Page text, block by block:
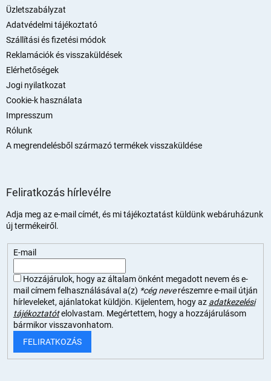
Üzletszabályzat
Adatvédelmi tájékoztató
Szállítási és fizetési módok
Reklamációk és visszaküldések
Elérhetőségek
Jogi nyilatkozat
Cookie-k használata
Impresszum
Rólunk
A megrendelésből származó termékek visszaküldése
Feliratkozás hírlevélre
Adja meg az e-mail címét, és mi tájékoztatást küldünk webáruházunk
új termékeiről.
E-mail
Hozzájárulok, hogy az általam önként megadott nevem és e-
mail címem felhasználásával a(z) *cég neverészemre e-mail útján
hírleveleket, ajánlatokat küldjön. Kijelentem, hogy az adatkezelési
tájékoztatót elolvastam. Megértettem, hogy a hozzájárulásom
bármikor visszavonhatom.
FELIRATKOZÁS